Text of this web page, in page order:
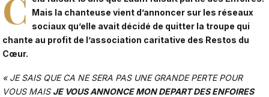
Mais la chanteuse vient d’annoncer sur les réseaux
sociaux qu’elle avait décidé de quitter la troupe qui
chante au profit de l’association caritative des Restos du
Cœur.
« JE SAIS QUE CA NE SERA PAS UNE GRANDE PERTE POUR
VOUS MAIS JE VOUS ANNONCE MON DEPART DES ENFOIRES